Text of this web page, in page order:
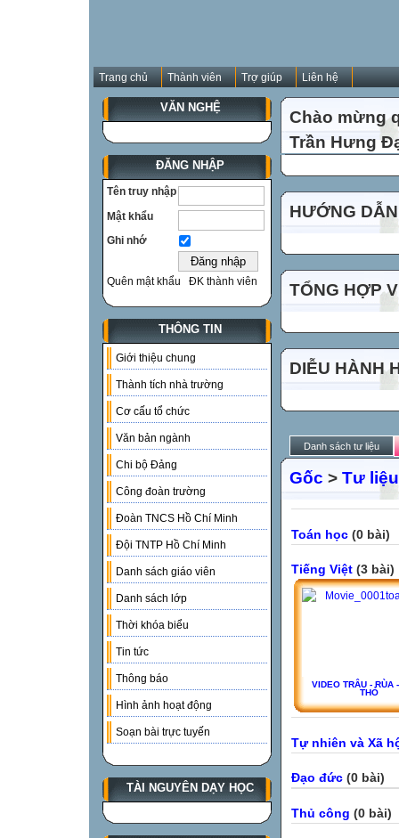
Trang chủ Thành viên Trợ giúp Liên hệ
VĂN NGHỆ
ĐĂNG NHẬP
Tên truy nhập
Mật khẩu
Ghi nhớ
Quên mật khẩu ĐK thành viên
THÔNG TIN
Giới thiệu chung
Thành tích nhà trường
Cơ cấu tổ chức
Văn bản ngành
Chi bộ Đảng
Công đoàn trường
Đoàn TNCS Hồ Chí Minh
Đội TNTP Hồ Chí Minh
Danh sách giáo viên
Danh sách lớp
Thời khóa biểu
Tin tức
Thông báo
Hình ảnh hoạt động
Soạn bài trực tuyến
TÀI NGUYÊN DẠY HỌC
Chào mừng
Trần Hưng
HƯỚNG
TỔNG HỢP
DIỄU HÀNH
Danh sách tư liệu
Gốc > Tư liệu
Toán học (0 bài)
Tiếng Việt (3 bài)
VIDEO TRÂU - RÙA
THỎ
Tự nhiên và Xã
Đạo đức (0 bài)
Thủ công (0 bài)